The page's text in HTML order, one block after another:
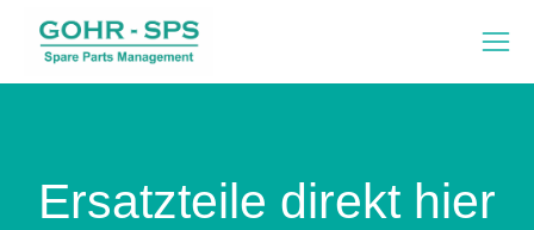
Ersatzteile direkt hier